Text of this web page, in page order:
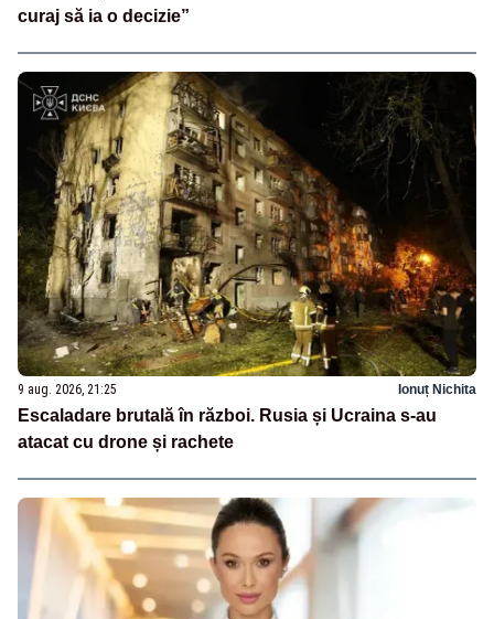
curaj să ia o decizie”
9 aug. 2026, 21:25 Ionuț Nichita
Escaladare brutală în război. Rusia și Ucraina s-au
atacat cu drone și rachete